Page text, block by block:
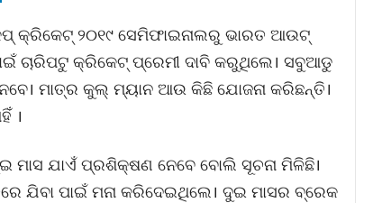
କ୍ରିକେଟ୍ ୨୦୧୯ ସେମିଫାଇନାଲରୁ ଭାରତ ଆଉଟ୍
ଚାରିପଟୁ କ୍ରିକେଟ୍ ପ୍ରେମୀ ଦାବି କରୁଥିଲେ। ସବୁଆଡୁ
ମାତ୍ର କୁଲ୍ ମ୍ୟାନ ଆଉ କିଛି ଯୋଜନା କରିଛନ୍ତି।
।
ମାସ ଯାଏଁ ପ୍ରଶିକ୍ଷଣ ନେବେ ବୋଲି ସୂଚନା ମିଳିଛି।
ଯିବା ପାଇଁ ମନା କରିଦେଇଥିଲେ। ଦୁଇ ମାସର ବ୍ରେକ